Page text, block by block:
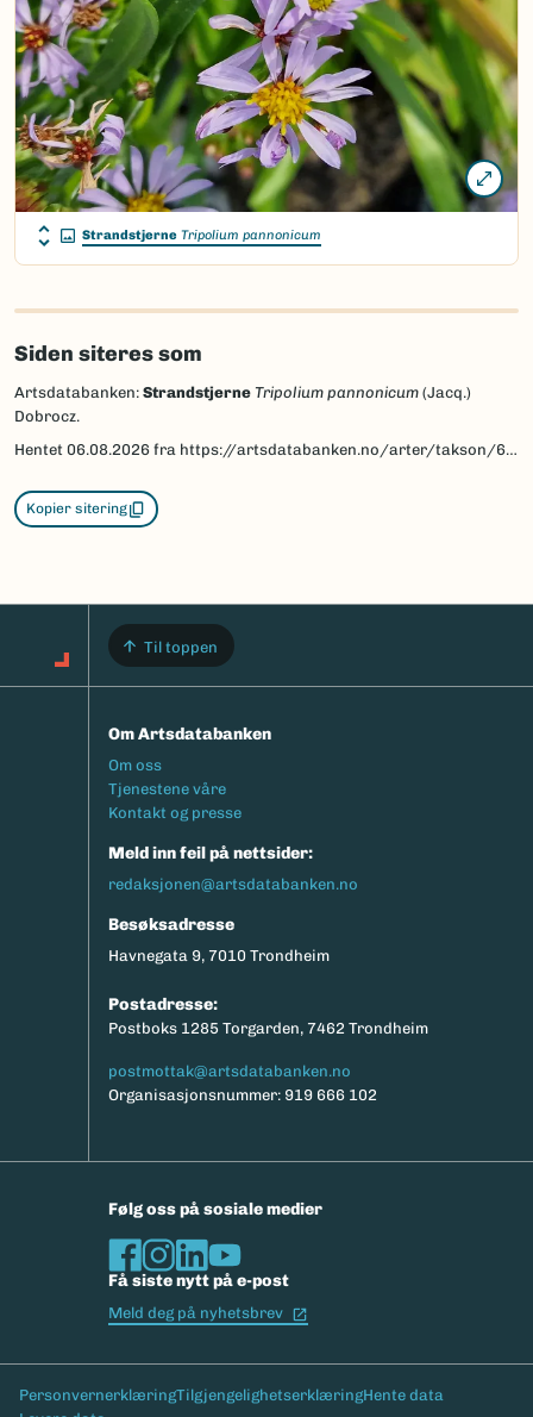
Strandstjerne Tripolium pannonicum
Siden siteres som
Artsdatabanken: Strandstjerne Tripolium pannonicum (Jacq.)
Dobrocz.
Hentet 06.08.2026 fra https://artsdatabanken.no/arter/takson/60868
Kopier sitering
Til toppen
Om Artsdatabanken
Footermeny
Om oss
Tjenestene våre
Kontakt og presse
Meld inn feil på nettsider:
redaksjonen@artsdatabanken.no
Besøksadresse
Havnegata 9, 7010 Trondheim
Postadresse:
Postboks 1285 Torgarden, 7462 Trondheim
postmottak@artsdatabanken.no
Organisasjonsnummer: 919 666 102
Følg oss på sosiale medier
Få siste nytt på e-post
Meld deg på nyhetsbrev
Bunntekst
PersonvernerklæringTilgjengelighetserklæringHente data